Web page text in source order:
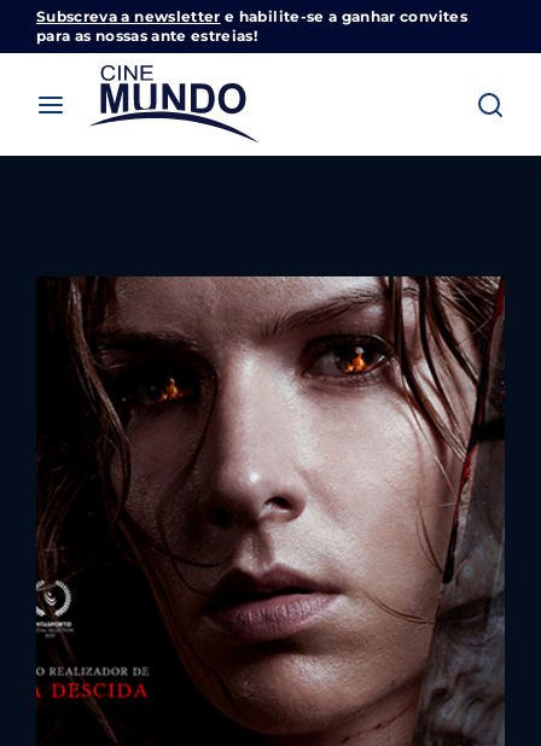
Subscreva a newsletter e habilite-se a ganhar convites
para as nossas ante estreias!
Cinemundo – Onde O Cinema Acontece
Login
Password
SIGN IN
Remember Me
Lost Your Password?
By signing in, you agree toour terms and
conditions
and our privacy policy.